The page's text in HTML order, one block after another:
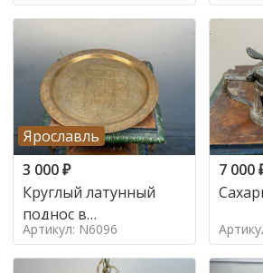
Ярославль
3 000₽
Круглый латунный
поднос в
марокканском стиле в
стиле
Артикул: N6096
7 000